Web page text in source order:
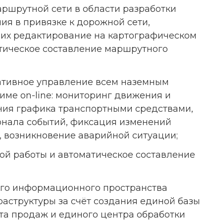
сети в области разработки
в привязке к дорожной сети,
редактирование на картографическом
составление маршрутного
управление всем наземным
on-line: мониторинг движения и
графика транспортными средствами,
событий, фиксация изменений
аварийной ситуации;
работы и автоматическое составление
информационного пространства
за счёт создания единой базы
продаж и единого центра обработки